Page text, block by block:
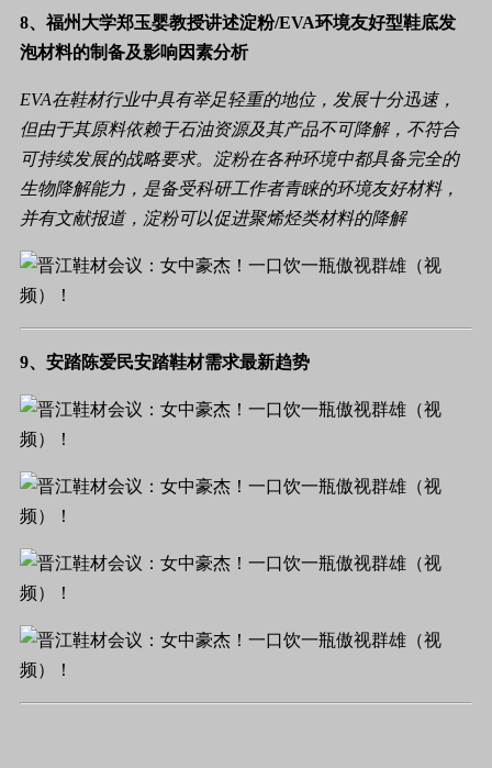
8、福州大学郑玉婴教授讲述淀粉/EVA环境友好型鞋底发
泡材料的制备及影响因素分析
EVA在鞋材行业中具有举足轻重的地位，发展十分迅速，
但由于其原料依赖于石油资源及其产品不可降解，不符合
可持续发展的战略要求。淀粉在各种环境中都具备完全的
生物降解能力，是备受科研工作者青睐的环境友好材料，
并有文献报道，淀粉可以促进聚烯烃类材料的降解
9、安踏陈爱民安踏鞋材需求最新趋势